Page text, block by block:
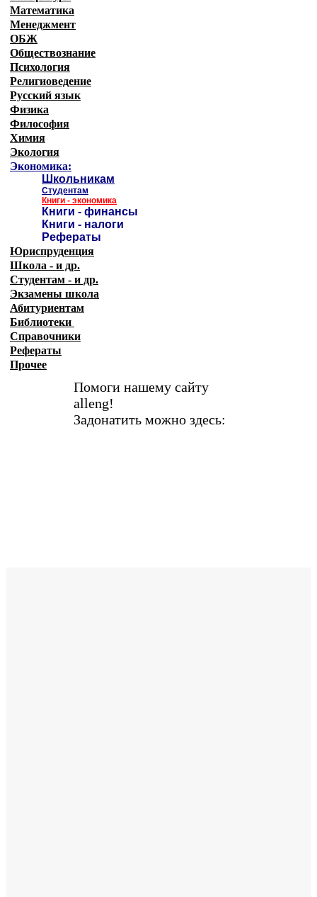
Математика
Менеджмент
ОБЖ
Обществознание
Психология
Религиоведение
Русский язык
Физика
Философия
Химия
Экология
Экономика:
Школьникам
Студентам
Книги - экономика
Книги - финансы
Книги - налоги
Рефераты
Юриспруденция
Школа - и др.
Студентам - и др.
Экзамены школа
Абитуриентам
Библиотеки
Справочники
Рефераты
Прочее
Помоги нашему сайту
alleng!
Задонатить можно здесь: